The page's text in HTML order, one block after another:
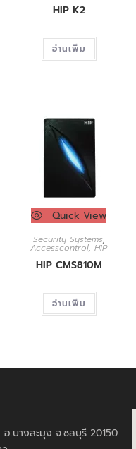
HIP K2
อ่านเพิ่ม
Quick View
Security Systems,
Accesscontrol,HIP
HIP CMS810M
อ่านเพิ่ม
.บางละมุง จ.ชลบุรี 20150